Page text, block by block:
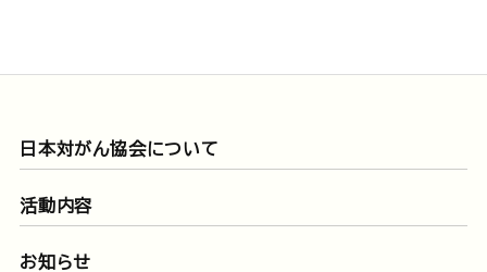
日本対がん協会について
活動内容
お知らせ